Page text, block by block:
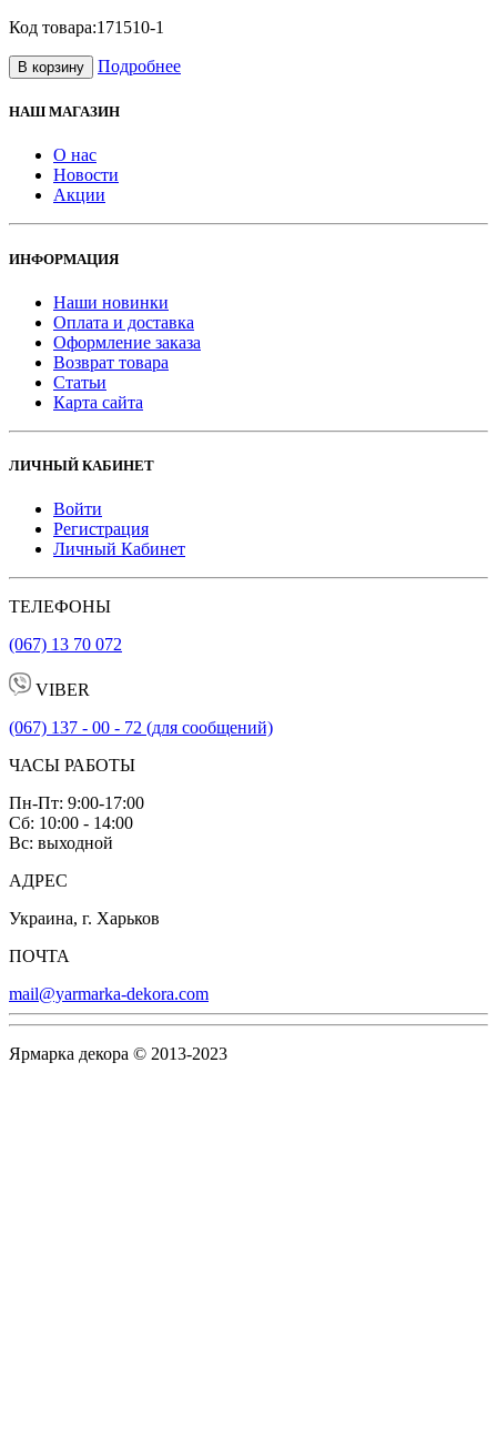
Код товара:171510-1
В корзину Подробнее
НАШ МАГАЗИН
О нас
Новости
Акции
ИНФОРМАЦИЯ
Наши новинки
Оплата и доставка
Оформление заказа
Возврат товара
Статьи
Карта сайта
ЛИЧНЫЙ КАБИНЕТ
Войти
Регистрация
Личный Кабинет
ТЕЛЕФОНЫ
(067) 13 70 072
VIBER
(067) 137 - 00 - 72 (для сообщений)
ЧАСЫ РАБОТЫ
Пн-Пт: 9:00-17:00
Сб: 10:00 - 14:00
Вс: выходной
АДРЕС
Украина, г. Харьков
ПОЧТА
mail@yarmarka-dekora.com
Ярмарка декора © 2013-2023